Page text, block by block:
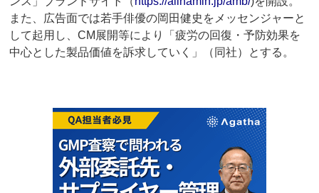
また、広告面では若手俳優の岡田健史をメッセンジャーと
して起用し、CM展開等により「疲労の回復・予防効果を
中心とした製品価値を訴求していく」（同社）とする。